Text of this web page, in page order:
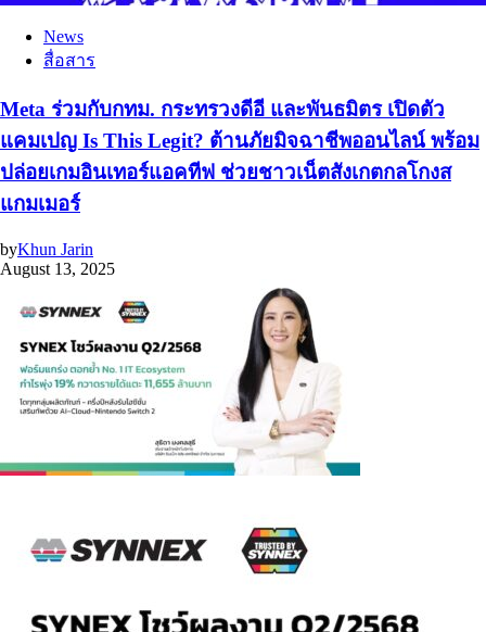
News
สื่อสาร
Meta ร่วมกับกทม. กระทรวงดีอี และพันธมิตร เปิดตัว
แคมเปญ Is This Legit? ต้านภัยมิจฉาชีพออนไลน์ พร้อม
ปล่อยเกมอินเทอร์แอคทีฟ ช่วยชาวเน็ตสังเกตกลโกงส
แกมเมอร์
byKhun Jarin
August 13, 2025